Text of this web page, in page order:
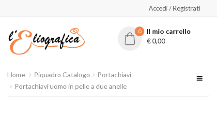
Accedi / Registrati
0
Il mio carrello
€0,00
Home Piquadro Catalogo
Portachiavi
Portachiavi uomo in pelle a due anelle